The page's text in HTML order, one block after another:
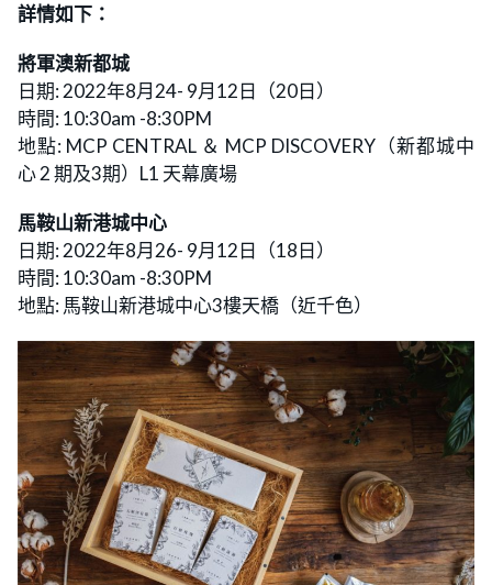
詳情如下：
將軍澳新都城
日期: 2022年8月24- 9月12日（20日）
時間: 10:30am -8:30PM
地點: MCP CENTRAL ＆ MCP DISCOVERY（新都城中
心 2 期及3期）L1 天幕廣場
馬鞍山新港城中心
日期: 2022年8月26- 9月12日（18日）
時間: 10:30am -8:30PM
地點: 馬鞍山新港城中心3樓天橋（近千色）